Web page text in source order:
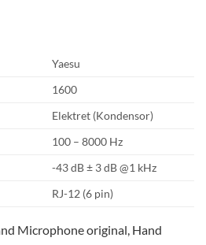
Yaesu
1600
Elektret (Kondensor)
100 – 8000 Hz
-43 dB ± 3 dB @1 kHz
RJ-12 (6 pin)